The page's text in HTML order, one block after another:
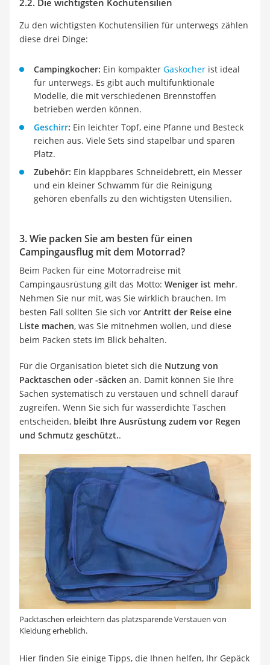
2.2. Die wichtigsten Kochutensilien
Zu den wichtigsten Kochutensilien für unterwegs zählen
diese drei Dinge:
Campingkocher: Ein kompakter Gaskocher ist ideal
für unterwegs. Es gibt auch multifunktionale
Modelle, die mit verschiedenen Brennstoffen
betrieben werden können.
Geschirr: Ein leichter Topf, eine Pfanne und Besteck
reichen aus. Viele Sets sind stapelbar und sparen
Platz.
Zubehör: Ein klappbares Schneidebrett, ein Messer
und ein kleiner Schwamm für die Reinigung
gehören ebenfalls zu den wichtigsten Utensilien.
3. Wie packen Sie am besten für einen
Campingausflug mit dem Motorrad?
Beim Packen für eine Motorradreise mit
Campingausrüstung gilt das Motto: Weniger ist mehr.
Nehmen Sie nur mit, was Sie wirklich brauchen. Im
besten Fall sollten Sie sich vor Antritt der Reise eine
Liste machen, was Sie mitnehmen wollen, und diese
beim Packen stets im Blick behalten.
Für die Organisation bietet sich die Nutzung von
Packtaschen oder -säcken an. Damit können Sie Ihre
Sachen systematisch zu verstauen und schnell darauf
zugreifen. Wenn Sie sich für wasserdichte Taschen
entscheiden, bleibt Ihre Ausrüstung zudem vor Regen
und Schmutz geschützt..
Packtaschen erleichtern das platzsparende Verstauen von
Kleidung erheblich.
Hier finden Sie einige Tipps, die Ihnen helfen, Ihr Gepäck